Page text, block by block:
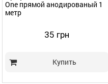
One прямой анодированый 1
метр
35 грн
Купить